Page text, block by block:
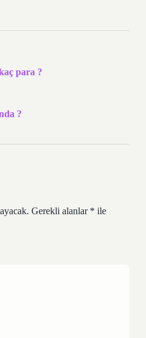
para ?
?
Gerekli alanlar * ile